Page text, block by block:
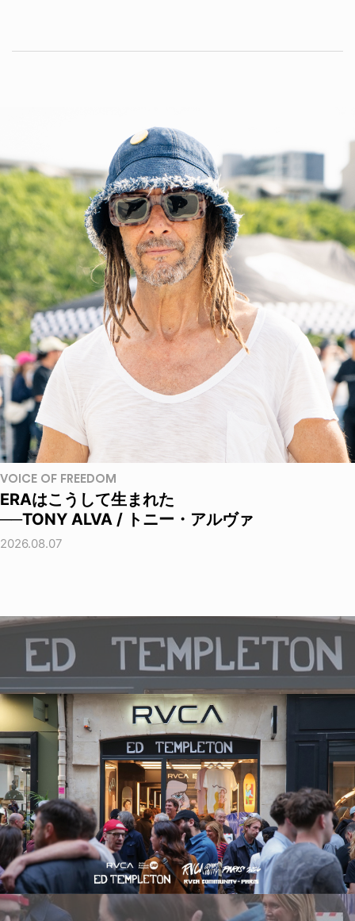
VOICE OF FREEDOM
ERAはこうして生まれた
──TONY ALVA / トニー・アルヴァ
2026.08.07